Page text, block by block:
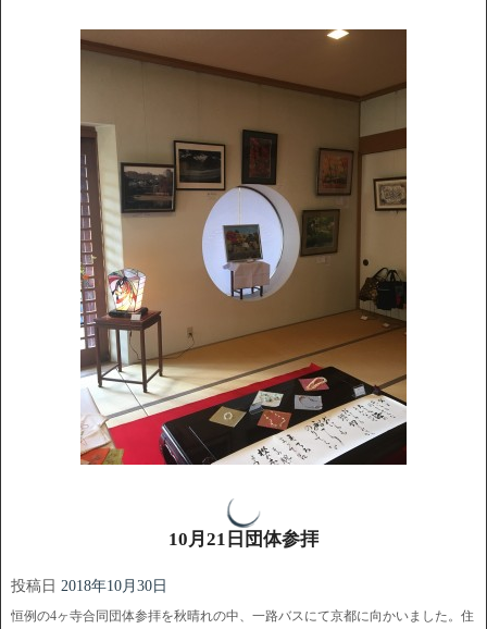
10月21日団体参拝
投稿日 2018年10月30日
恒例の4ヶ寺合同団体参拝を秋晴れの中、一路バスにて京都に向かいました。住